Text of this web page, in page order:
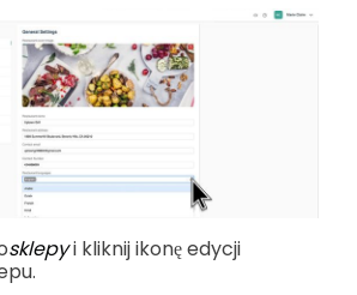
sklepyi kliknij ikonę edycji